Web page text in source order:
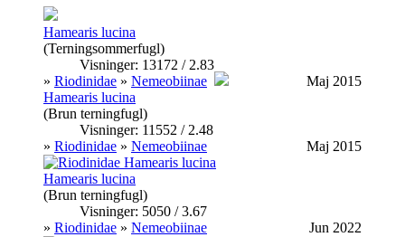
Hamearis lucina
(Terningsommerfugl)
Visninger: 13172 / 2.83
» Riodinidae » Nemeobiinae
Maj 2015
Hamearis lucina
(Brun terningfugl)
Visninger: 11552 / 2.48
» Riodinidae » Nemeobiinae Maj 2015
Hamearis lucina
(Brun terningfugl)
Visninger: 5050 / 3.67
» Riodinidae » Nemeobiinae Jun 2022